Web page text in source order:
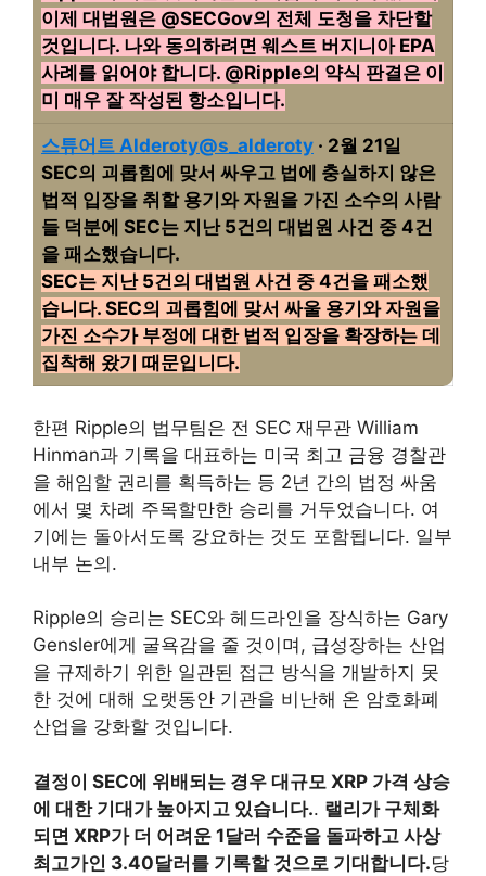
이제 대법원은 @SECGov의 전체 도청을 차단할
것입니다. 나와 동의하려면 웨스트 버지니아 EPA
사례를 읽어야 합니다. @Ripple의 약식 판결은 이
미 매우 잘 작성된 항소입니다.
스튜어트 Alderoty@s_alderoty · 2월 21일
SEC의 괴롭힘에 맞서 싸우고 법에 충실하지 않은
법적 입장을 취할 용기와 자원을 가진 소수의 사람
들 덕분에 SEC는 지난 5건의 대법원 사건 중 4건
을 패소했습니다.
SEC는 지난 5건의 대법원 사건 중 4건을 패소했
습니다. SEC의 괴롭힘에 맞서 싸울 용기와 자원을
가진 소수가 부정에 대한 법적 입장을 확장하는 데
집착해 왔기 때문입니다.
한편 Ripple의 법무팀은 전 SEC 재무관 William
Hinman과 기록을 대표하는 미국 최고 금융 경찰관
을 해임할 권리를 획득하는 등 2년 간의 법정 싸움
에서 몇 차례 주목할만한 승리를 거두었습니다. 여
기에는 돌아서도록 강요하는 것도 포함됩니다. 일부
내부 논의.
Ripple의 승리는 SEC와 헤드라인을 장식하는 Gary
Gensler에게 굴욕감을 줄 것이며, 급성장하는 산업
을 규제하기 위한 일관된 접근 방식을 개발하지 못
한 것에 대해 오랫동안 기관을 비난해 온 암호화폐
산업을 강화할 것입니다.
결정이 SEC에 위배되는 경우 대규모 XRP 가격 상승
에 대한 기대가 높아지고 있습니다.. 랠리가 구체화
되면 XRP가 더 어려운 1달러 수준을 돌파하고 사상
최고가인 3.40달러를 기록할 것으로 기대합니다.당